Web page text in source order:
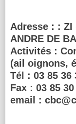
Adresse : : ZI
ANDRE DE
Activités :
(ail oignons,
Tél : 03 85 36
Fax : 03 85
email :